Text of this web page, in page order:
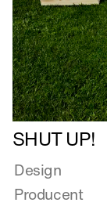
Læs
mere
om
SHUT
UP!
SHUT UP!
Design
Producent